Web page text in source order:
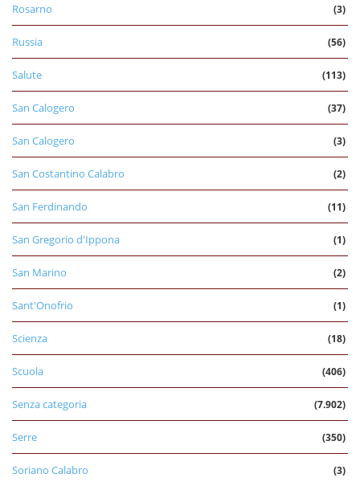
Rosarno (3)
Russia (56)
Salute (113)
San Calogero (37)
San Calogero (3)
San Costantino Calabro (2)
San Ferdinando (11)
San Gregorio d'Ippona (1)
San Marino (2)
Sant'Onofrio (1)
Scienza (18)
Scuola (406)
Senza categoria (7.902)
Serre (350)
Soriano Calabro (3)